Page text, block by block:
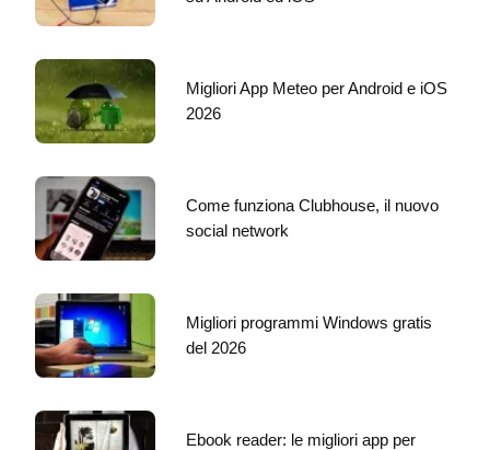
Migliori App Meteo per Android e iOS
2026
Come funziona Clubhouse, il nuovo
social network
Migliori programmi Windows gratis
del 2026
Ebook reader: le migliori app per